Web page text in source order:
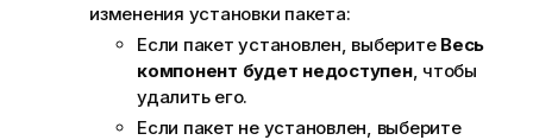
изменения установки пакета:
Если пакет установлен, выберите Весь
компонент будет недоступен, чтобы
удалить его.
Если пакет не установлен, выберите